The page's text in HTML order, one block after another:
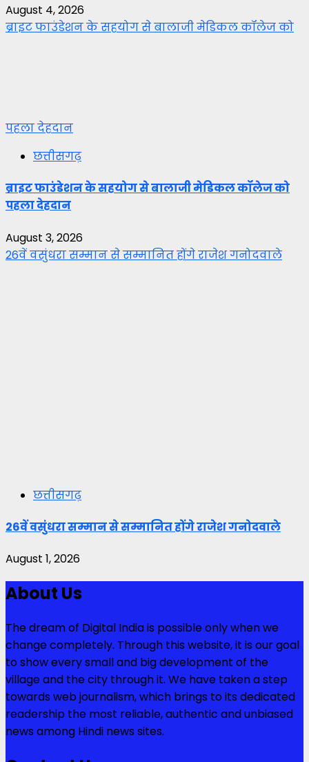
August 4, 2026
ब्राइट फाउंडेशन के सहयोग से बालाजी मेडिकल कॉलेज को
पहला देहदान
छत्तीसगढ़
ब्राइट फाउंडेशन के सहयोग से बालाजी मेडिकल कॉलेज को
पहला देहदान
August 3, 2026
26वें वसुंधरा सम्मान से सम्मानित होंगे राजेश गनोदवाले
छत्तीसगढ़
26वें वसुंधरा सम्मान से सम्मानित होंगे राजेश गनोदवाले
August 1, 2026
About Us
The dream of Digital India is possible only when we
change completely. Through this website, it is our goal
to show every small and big development of the
village and the city through it. We have taken a step
towards web journalism, which brings to its dedicated
readership the most reliable, authentic and unbiased
news among Hindi news sites.